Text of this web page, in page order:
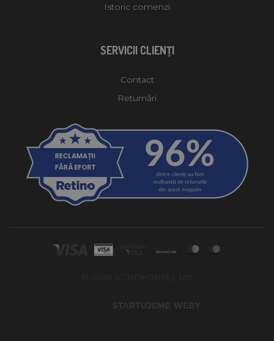
Istoric comenzi
SERVICII CLIENŢI
Contact
Returnări